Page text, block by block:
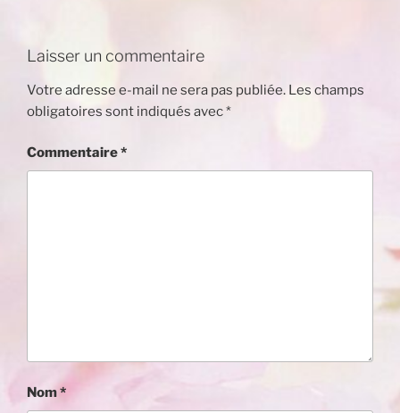
Laisser un commentaire
Votre adresse e-mail ne sera pas publiée. Les champs
obligatoires sont indiqués avec*
Commentaire*
Nom*